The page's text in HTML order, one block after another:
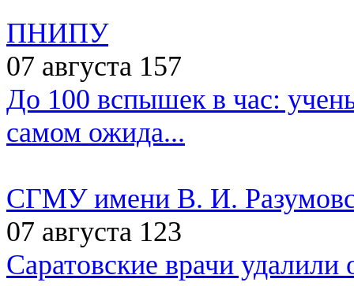
ПНИПУ
07 августа 157
До 100 вспышек в час:
самом ожида...
СГМУ имени В. И.
07 августа 123
Саратовские врачи